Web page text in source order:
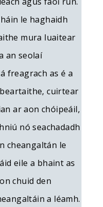
le haghaidh
mura luaitear
an seolaí
freagrach as é a
cuirtear
ar aon chóipeáil,
nó seachadadh
cheangaltán le
eile a bhaint as
chuid den
a léamh.